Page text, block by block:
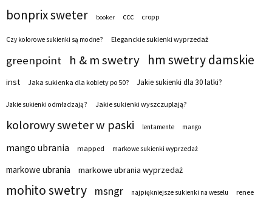
bonprix sweter booker ccc cropp
Czy kolorowe sukienki są modne? Eleganckie sukienki wyprzedaż
greenpoint h & m swetry hm swetry damskie
inst Jaka sukienka dla kobiety po 50? Jakie sukienki dla 30 latki?
Jakie sukienki odmładzają? Jakie sukienki wyszczuplają?
kolorowy sweter w paski lentamente mango
mango ubrania mapped markowe sukienki wyprzedaż
markowe ubrania markowe ubrania wyprzedaż
mohito swetry msngr najpiękniejsze sukienki na weselu renee